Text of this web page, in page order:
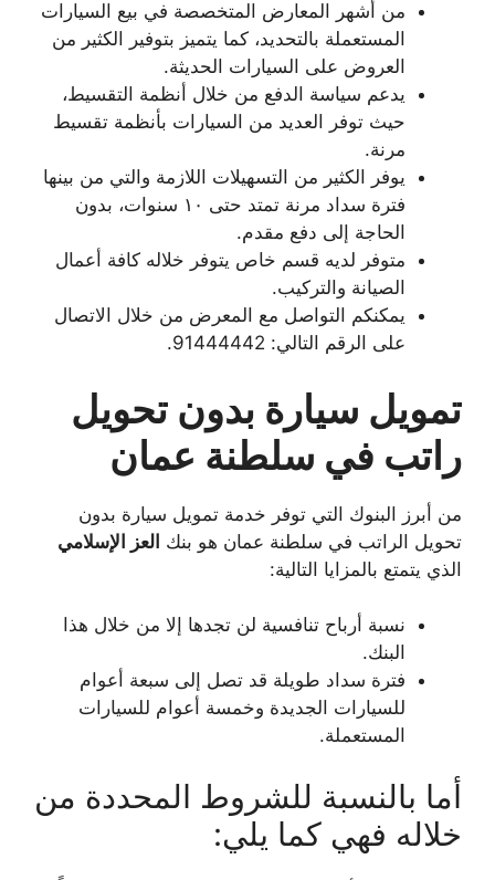
من أشهر المعارض المتخصصة في بيع السيارات
المستعملة بالتحديد، كما يتميز بتوفير الكثير من
العروض على السيارات الحديثة.
يدعم سياسة الدفع من خلال أنظمة التقسيط،
حيث توفر العديد من السيارات بأنظمة تقسيط
مرنة.
يوفر الكثير من التسهيلات اللازمة والتي من بينها
فترة سداد مرنة تمتد حتى ١٠ سنوات، بدون
الحاجة إلى دفع مقدم.
متوفر لديه قسم خاص يتوفر خلاله كافة أعمال
الصيانة والتركيب.
يمكنكم التواصل مع المعرض من خلال الاتصال
على الرقم التالي: 91444442.
تمويل سيارة بدون تحويل
راتب في سلطنة عمان
من أبرز البنوك التي توفر خدمة تمويل سيارة بدون
تحويل الراتب في سلطنة عمان هو بنك العز الإسلامي
الذي يتمتع بالمزايا التالية:
نسبة أرباح تنافسية لن تجدها إلا من خلال هذا
البنك.
فترة سداد طويلة قد تصل إلى سبعة أعوام
للسيارات الجديدة وخمسة أعوام للسيارات
المستعملة.
أما بالنسبة للشروط المحددة من
خلاله فهي كما يلي: